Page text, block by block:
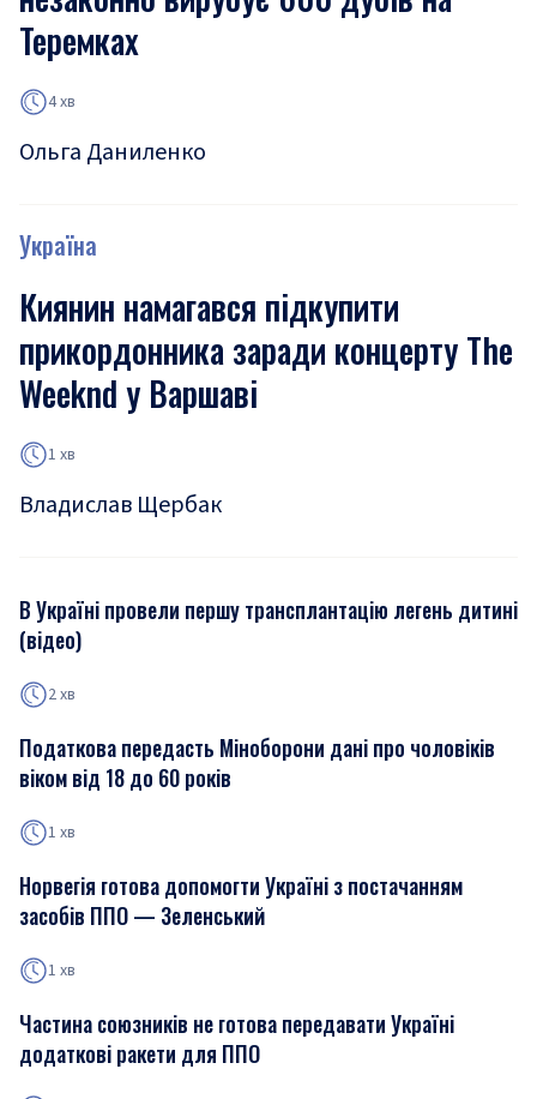
Теремках
4 хв
Ольга Даниленко
Україна
Киянин намагався підкупити
прикордонника заради концерту The
Weeknd у Варшаві
1 хв
Владислав Щербак
В Україні провели першу трансплантацію легень дитині
(відео)
2 хв
Податкова передасть Міноборони дані про чоловіків
віком від 18 до 60 років
1 хв
Норвегія готова допомогти Україні з постачанням
засобів ППО — Зеленський
1 хв
Частина союзників не готова передавати Україні
додаткові ракети для ППО